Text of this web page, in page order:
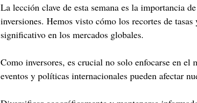
La lección clave de esta semana es la importancia
inversiones. Hemos visto cómo los recortes de
significativo en los mercados globales.
Como inversores, es crucial no solo enfocarse en
eventos y políticas internacionales pueden afectar